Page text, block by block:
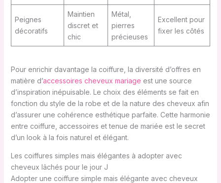
Peignes
décoratifs
Maintien
discret et
chic
Métal,
pierres
précieuses
Excellent pour
fixer les côtés
Pour enrichir davantage la coiffure, la diversité d’offres en
matière d’accessoires cheveux mariage est une source
d’inspiration inépuisable. Le choix des éléments se fait en
fonction du style de la robe et de la nature des cheveux afin
d’assurer une cohérence esthétique parfaite. Cette harmonie
entre coiffure, accessoires et tenue de mariée est le secret
d’un look à la fois naturel et élégant.
Les coiffures simples mais élégantes à adopter avec
cheveux lâchés pour le jour J
Adopter une coiffure simple mais élégante avec cheveux